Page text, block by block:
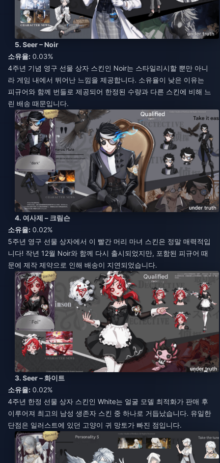
5. Seer – Noir
소유율: 0.03%
4주년 기념 영구 선물 상자 스킨인 Noir는 스타일리시할 뿐만 아니
라 게임 내에서 뛰어난 느낌을 제공합니다. 소유율이 낮은 이유는
피규어와 함께 번들로 제공되어 한정된 수량과 다른 스킨에 비해 느
린 배송 때문입니다.
4. 여사제 – 크림슨
소유율: 0.02%
5주년 영구 선물 상자에서 이 빨간 머리 마녀 스킨은 정말 매력적입
니다! 작년 12월 Noir와 함께 다시 출시되었지만, 포함된 피규어 때
문에 제작 제약으로 인해 배송이 지연되었습니다.
3. Seer – 화이트
소유율: 0.02%
4주년 한정 선물 상자 스킨인 White는 얼굴 모델 최적화가 판매 후
이루어져 최고의 남성 생존자 스킨 중 하나로 거듭났습니다. 유일한
단점은 일러스트에 있던 고양이 귀 망토가 빠진 점입니다.